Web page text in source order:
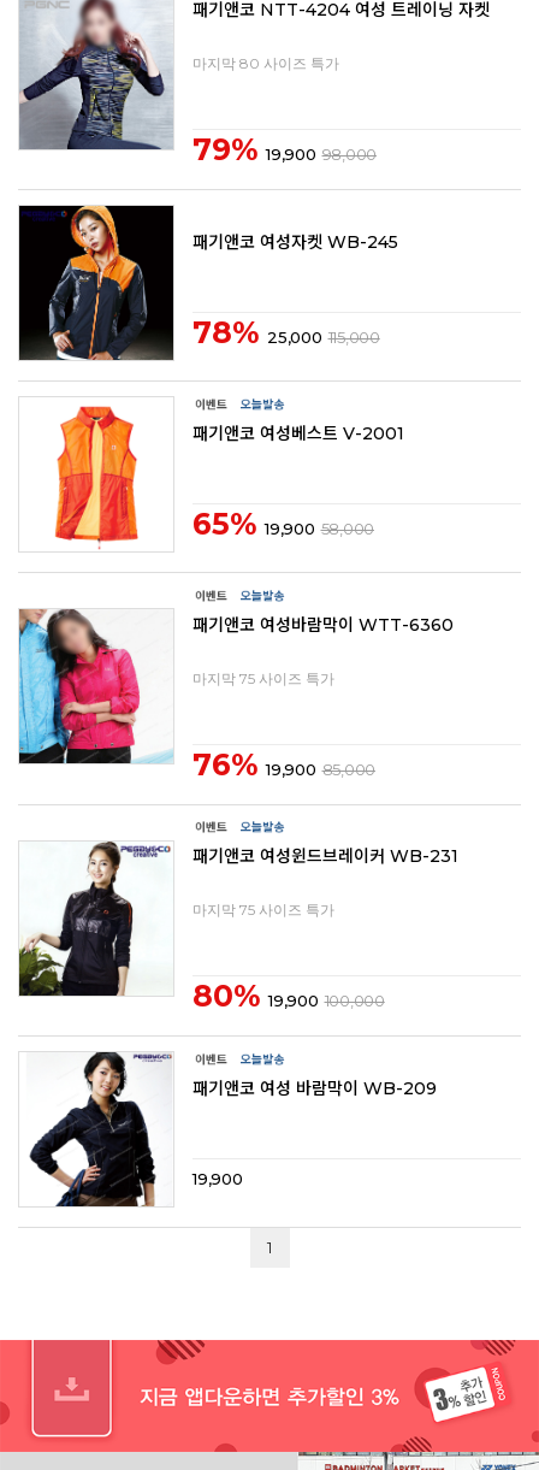
패기앤코 NTT-4204 여성 트레이닝 자켓
마지막 80 사이즈 특가
79% 19,900 98,000
패기앤코 여성자켓 WB-245
78% 25,000 115,000
패기앤코 여성베스트 V-2001
65% 19,900 58,000
패기앤코 여성바람막이 WTT-6360
마지막 75 사이즈 특가
76% 19,900 85,000
패기앤코 여성윈드브레이커 WB-231
마지막 75 사이즈 특가
80% 19,900 100,000
패기앤코 여성 바람막이 WB-209
19,900
1